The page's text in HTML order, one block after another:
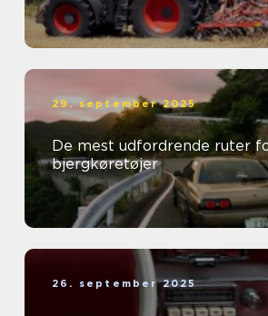
29. september 2025
De mest udfordrende ruter
bjergkøretøjer
26. september 2025